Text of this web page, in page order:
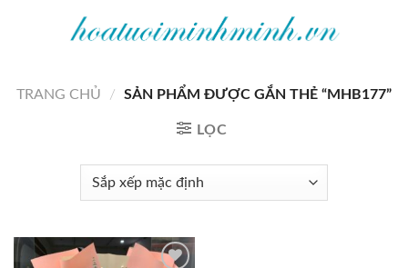
TRANG CHỦ
/ SẢN PHẨM ĐƯỢC GẮN THẺ “MHB177”
LỌC